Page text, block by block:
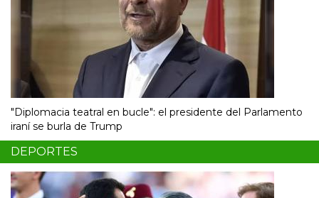
"Diplomacia teatral en bucle": el presidente del Parlamento
iraní se burla de Trump
DEPORTES